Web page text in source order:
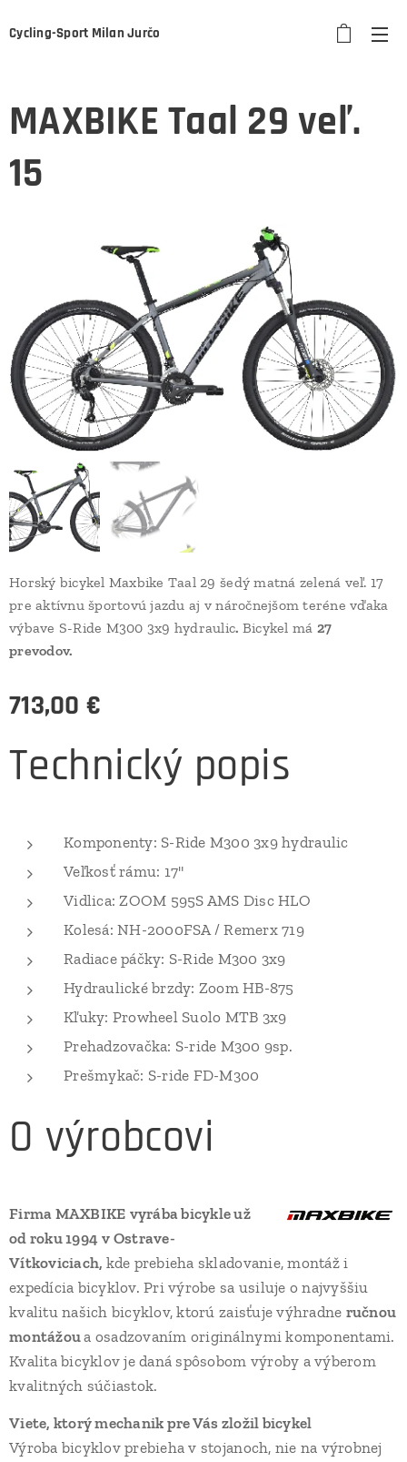
Cycling-Sport Milan Jurčo
MAXBIKE Taal 29 veľ.
15
Horský bicykel Maxbike Taal 29 šedý matná zelená veľ. 17
pre aktívnu športovú jazdu aj v náročnejšom teréne vďaka
výbave S-Ride M300 3x9 hydraulic. Bicykel má 27
prevodov.
713,00 €
Technický popis
Komponenty: S-Ride M300 3x9 hydraulic
Veľkosť rámu: 17"
Vidlica: ZOOM 595S AMS Disc HLO
Kolesá: NH-2000FSA / Remerx 719
Radiace páčky: S-Ride M300 3x9
Hydraulické brzdy: Zoom HB-875
Kľuky: Prowheel Suolo MTB 3x9
Prehadzovačka: S-ride M300 9sp.
Prešmykač: S-ride FD-M300
O výrobcovi
Firma MAXBIKE vyrába bicykle už
od roku 1994 v Ostrave-
Vítkoviciach, kde prebieha skladovanie, montáž i
expedícia bicyklov. Pri výrobe sa usiluje o najvyššiu
kvalitu našich bicyklov, ktorú zaisťuje výhradne ručnou
montážoua osadzovaním originálnymi komponentami.
Kvalita bicyklov je daná spôsobom výroby a výberom
kvalitných súčiastok.
Viete, ktorý mechanik pre Vás zložil bicykel
Výroba bicyklov prebieha v stojanoch, nie na výrobnej